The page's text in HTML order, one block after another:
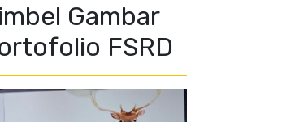
Gambar
FSRD